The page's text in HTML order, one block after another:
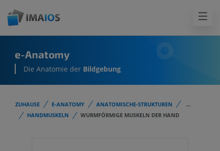
e-Anatomy
Die Anatomie der Bildgebung
ZUHAUSE E-ANATOMY ANATOMISCHE-STRUKTUREN
...
HANDMUSKELN
WURMFÖRMIGE MUSKELN DER HAND